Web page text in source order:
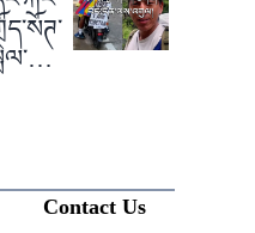
Contact Us